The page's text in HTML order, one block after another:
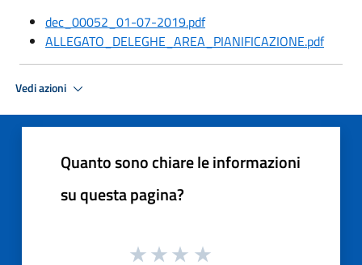
dec_00052_01-07-2019.pdf
ALLEGATO_DELEGHE_AREA_PIANIFICAZIONE.pdf
Vedi azioni
Quanto sono chiare le informazioni
su questa pagina?